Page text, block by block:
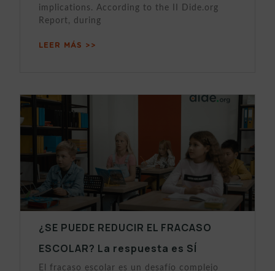
implications. According to the II Dide.org
Report, during
LEER MÁS >>
¿SE PUEDE REDUCIR EL FRACASO
ESCOLAR? La respuesta es SÍ
El fracaso escolar es un desafío complejo